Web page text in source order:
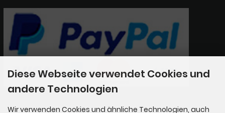
Diese Webseite verwendet Cookies und
andere Technologien
Wir verwenden Cookies und ähnliche Technologien, auch